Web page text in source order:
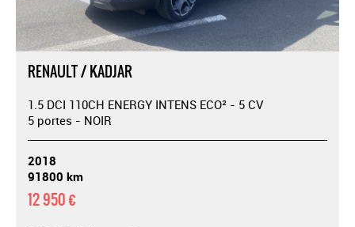
RENAULT / KADJAR
1.5 DCI 110CH ENERGY INTENS ECO² - 5 CV
5 portes - NOIR
2018
91800 km
12 950 €